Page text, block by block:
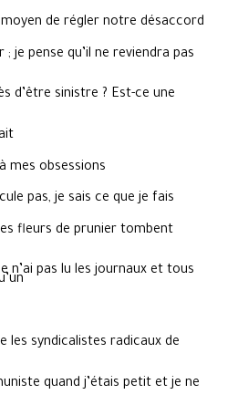
de régler notre désaccord.
je pense qu’il ne reviendra pas
d’être sinistre ? Est-ce une
mes obsessions.
pas, je sais ce que je fais.
fleurs de prunier tombent
n’ai pas lu les journaux et tous
les syndicalistes radicaux de
quand j’étais petit et je ne